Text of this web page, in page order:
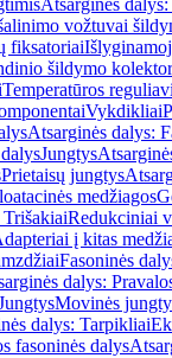
Atsarginės
vožtuvai
fiksatoriai
šildymo
Temperatūros
Vykdikliai
Atsarginės dalys:
Jungtys
Prietaisų jungtys
medžiagos
Redukciniai
į kitas
Fasoninės
dalys:
Movinės
dalys: Tarpikliai
fasoninės dalys